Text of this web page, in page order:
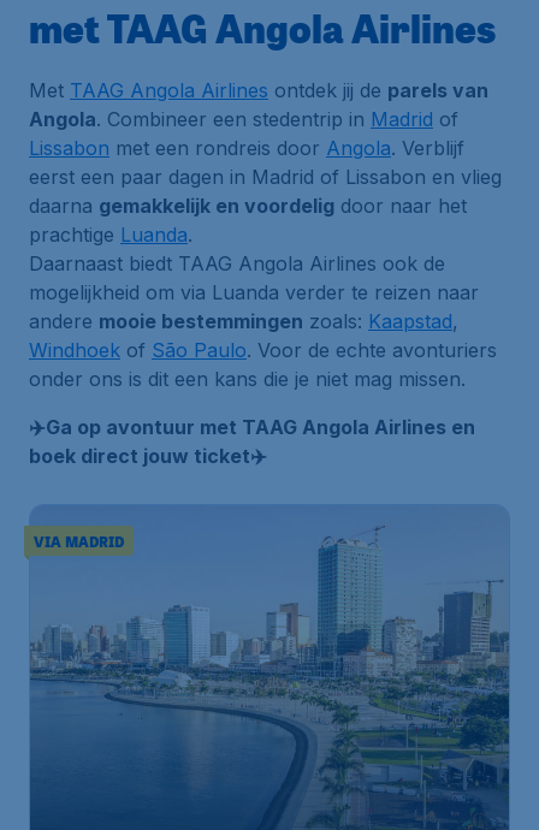
met TAAG Angola Airlines
Met TAAG Angola Airlines ontdek jij de parels van
Angola. Combineer een stedentrip in Madrid of
Lissabon met een rondreis door Angola. Verblijf
eerst een paar dagen in Madrid of Lissabon en vlieg
daarna gemakkelijk en voordelig door naar het
prachtige Luanda.
Daarnaast biedt TAAG Angola Airlines ook de
mogelijkheid om via Luanda verder te reizen naar
andere mooie bestemmingen zoals: Kaapstad,
Windhoek of São Paulo. Voor de echte avonturiers
onder ons is dit een kans die je niet mag missen.
✈️Ga op avontuur met TAAG Angola Airlines en
boek direct jouw ticket✈️
VIA MADRID